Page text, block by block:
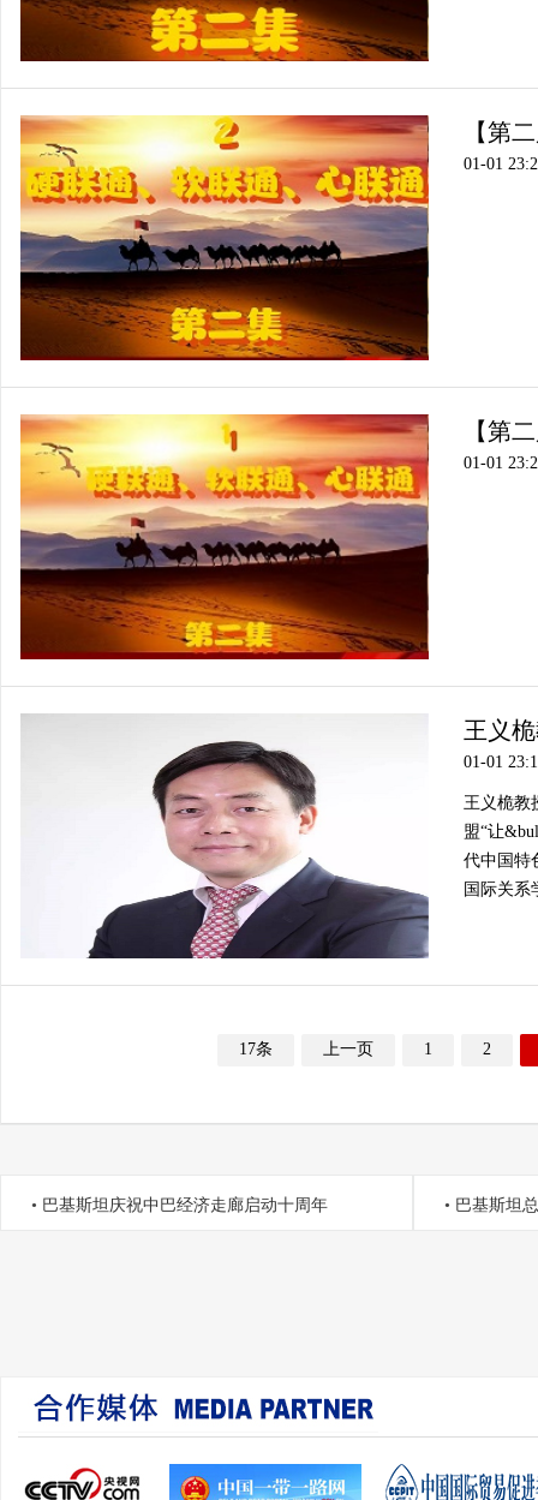
【第
01-01
【第
01-01
王义
01-01
王义桅教
盟“让
代中国特
国际关系
17条 上一页 1 2
• 巴基斯坦庆祝中巴经济走廊启动十周年 • 巴基斯坦